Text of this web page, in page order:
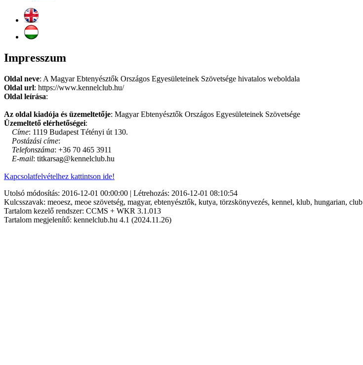
Impresszum
Oldal neve: A Magyar Ebtenyésztők Országos Egyesületeinek Szövetsége hivatalos weboldala
Oldal url: https://www.kennelclub.hu/
Oldal leírása:
Az oldal kiadója és üzemeltetője: Magyar Ebtenyésztők Országos Egyesületeinek Szövetsége
Üzemeltető elérhetőségei:
Címe: 1119 Budapest Tétényi út 130.
Postázási címe:
Telefonszáma: +36 70 465 3911
E-mail: titkarsag@kennelclub.hu
Kapcsolatfelvételhez kattintson ide!
Utolsó módosítás: 2016-12-01 00:00:00 | Létrehozás: 2016-12-01 08:10:54
Kulcsszavak: meoesz, meoe szövetség, magyar, ebtenyésztők, kutya, törzskönyvezés, kennel, klub, hungarian, club
Tartalom kezelő rendszer: CCMS + WKR 3.1.013
Tartalom megjelenítő: kennelclub.hu 4.1 (2024.11.26)